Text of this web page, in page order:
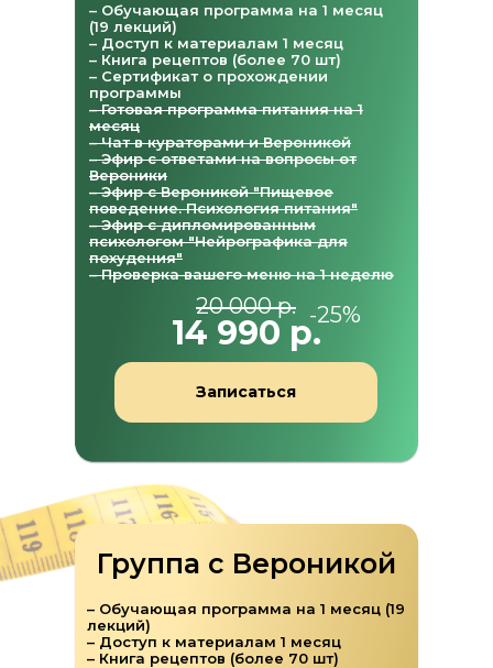
– Обучающая программа на 1 месяц
(19 лекций)
– Доступ к материалам 1 месяц
– Книга рецептов (более 70 шт)
– Сертификат о прохождении
программы
– Готовая программа питания на 1
месяц
– Чат в кураторами и Вероникой
– Эфир с ответами на вопросы от
Вероники
– Эфир с Вероникой "Пищевое
поведение. Психология питания"
– Эфир с дипломированным
психологом "Нейрографика для
похудения"
– Проверка вашего меню на 1 неделю
14 990 р.
20 000 р. -25%
Записаться
– Обучающая программа на 1 месяц (19
лекций)
– Доступ к материалам 1 месяц
– Книга рецептов (более 70 шт)
Группа с Вероникой